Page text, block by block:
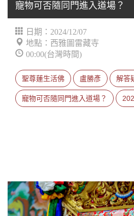
寵物可否隨同門進入道場？
日期：2024/12/07
地點：西雅圖雷藏寺
00:00(台灣時間)
聖尊蓮生活佛 盧勝彥 解答
寵物可否隨同門進入道場？